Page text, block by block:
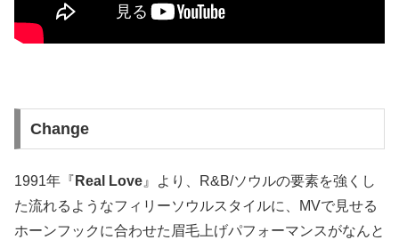
Change
1991年『 Real Love 』より、R&B/ソウルの要素を強くし
た流れるようなフィリーソウルスタイルに、MVで見せる
ホーンフックに合わせた眉毛上げパフォーマンスがなんと